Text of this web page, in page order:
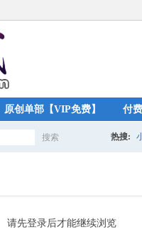
原创单部【VIP免费】 付
搜索
索
热搜:
请先登录后才能继续浏览